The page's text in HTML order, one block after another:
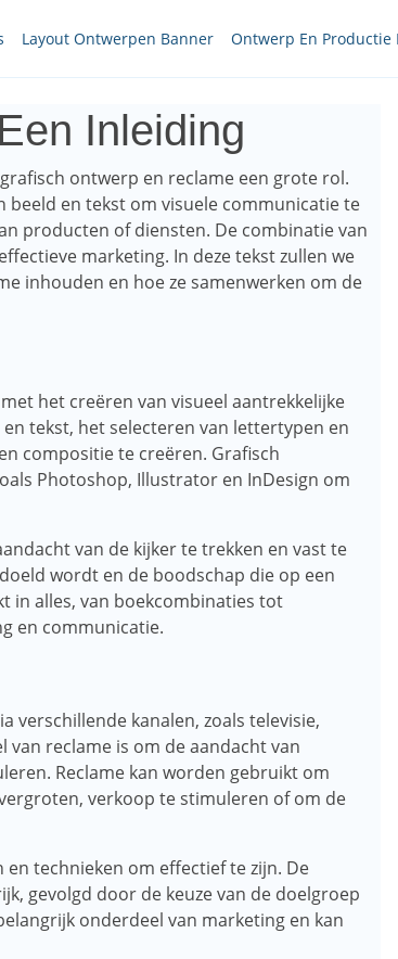
Layout Ontwerpen Banner Ontwerp En Productie
Inleiding
ontwerp en reclame een grote rol.
en tekst om visuele communicatie te
producten of diensten. De combinatie van
marketing. In deze tekst zullen we
inhouden en hoe ze samenwerken om de
het creëren van visueel aantrekkelijke
tekst, het selecteren van lettertypen en
​​compositie te creëren. Grafisch
Photoshop, Illustrator en InDesign om
van de kijker te trekken en vast te
wordt en de boodschap die op een
in alles, van boekcombinaties tot
en communicatie.
verschillende kanalen, zoals televisie,
reclame is om de aandacht van
Reclame kan worden gebruikt om
verkoop te stimuleren of om de
technieken om effectief te zijn. De
gevolgd door de keuze van de doelgroep
onderdeel van marketing en kan